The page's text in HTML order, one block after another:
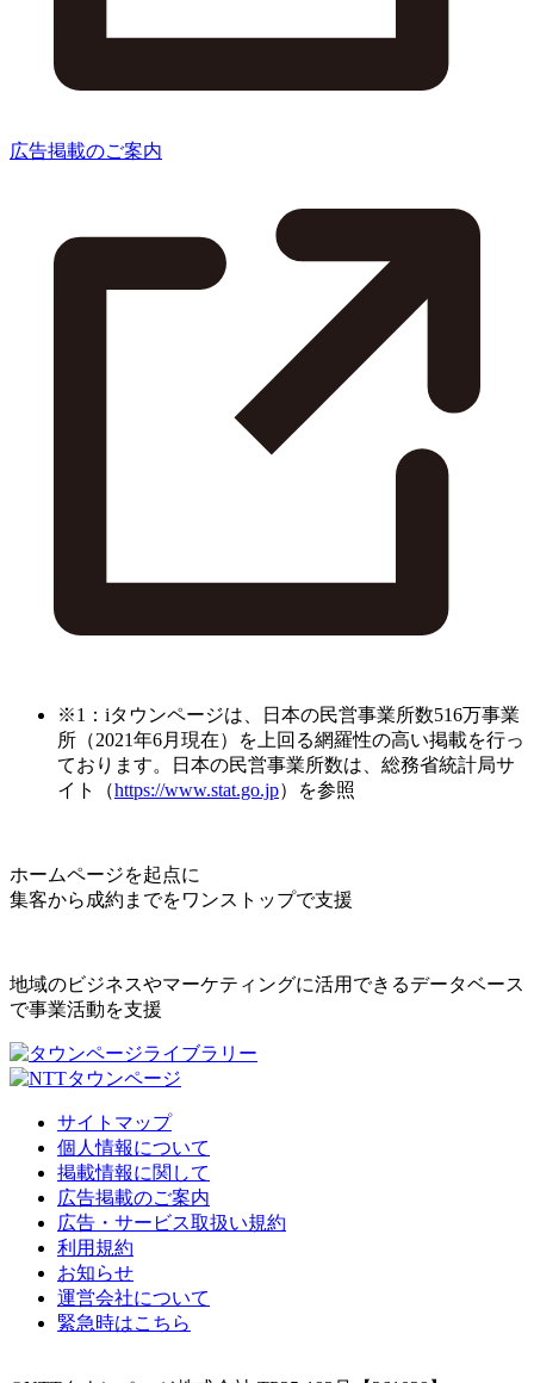
広告掲載のご案内
※1：iタウンページは、日本の民営事業所数516万事業
所（2021年6月現在）を上回る網羅性の高い掲載を行っ
ております。日本の民営事業所数は、総務省統計局サ
イト（https://www.stat.go.jp）を参照
ホームページを起点に
集客から成約までをワンストップで支援
地域のビジネスやマーケティングに活用できるデータベース
で事業活動を支援
サイトマップ
個人情報について
掲載情報に関して
広告掲載のご案内
広告・サービス取扱い規約
利用規約
お知らせ
運営会社について
緊急時はこちら